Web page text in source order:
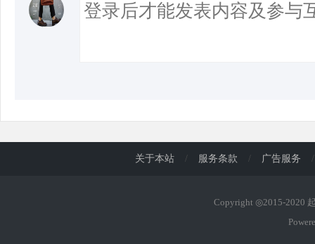
关于本站 / 服务条款 / 广告服务 /
Copyright ◎2015-2020